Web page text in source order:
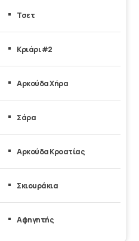
Τσετ
Κριάρι #2
Αρκούδα Χήρα
Σάρα
Αρκούδα Κροατίας
Σκιουράκια
Αφηγητής